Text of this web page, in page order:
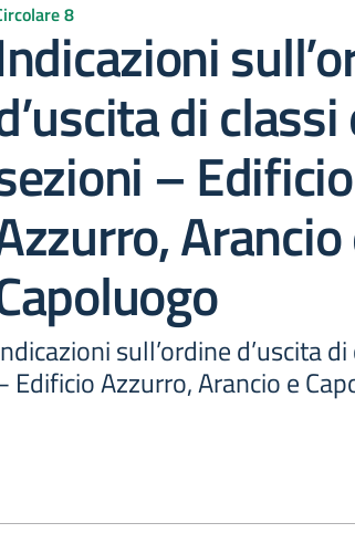
8
di classi
– Edificio
Arancio
sull’ordine d’uscita
Edificio Azzurro, Arancio e